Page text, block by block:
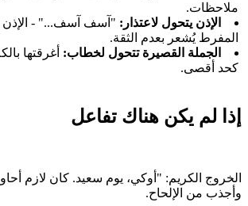
ملاحظات.
الإذن يتحول لاعتذار: "آسف آسف..." - الإذن
المفرط يُشعر بعدم الثقة.
الجملة القصيرة تتحول لخطاب: أغرقتها
كحد أقصى.
إذا لم يكن هناك تفاعل
الخروج الكريم: "أوكي، يوم سعيد. كان لازم
وأجذب من الإلحاح.